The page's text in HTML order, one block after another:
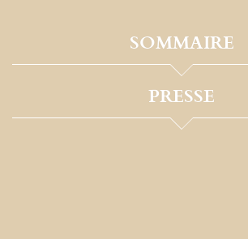
SOMMAIRE
PRESSE